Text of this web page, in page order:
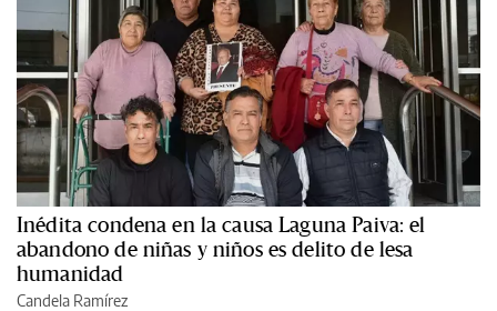
Inédita condena en la causa Laguna Paiva: el
abandono de niñas y niños es delito de lesa
humanidad
Candela Ramírez